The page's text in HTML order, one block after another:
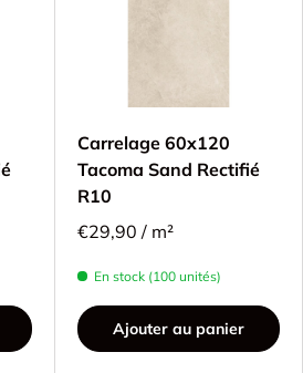
Carrelage 60x120
Tacoma Sand Rectifié
R10
€29,90 / m²
En stock (100 unités)
Ajouter au panier